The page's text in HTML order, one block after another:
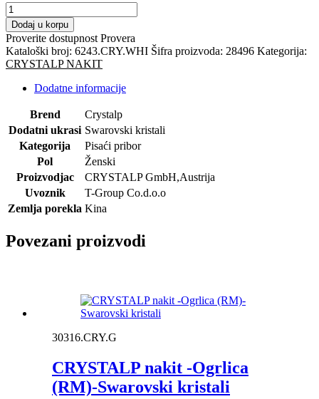
CRYSTALP
hemijska
olovka-
Swarovski
kristali
količina
Dodaj u korpu
Proverite dostupnost Provera
Kataloški broj: 6243.CRY.WHI Šifra proizvoda: 28496 Kategorija:
CRYSTALP NAKIT
Dodatne informacije
Brend
Crystalp
Dodatni ukrasi Swarovski kristali
Kategorija
Pisaći pribor
Pol
Ženski
Proizvodjac
CRYSTALP GmbH,Austrija
Uvoznik
T-Group Co.d.o.o
Zemlja porekla Kina
Povezani proizvodi
30316.CRY.G
CRYSTALP nakit -Ogrlica
(RM)-Swarovski kristali